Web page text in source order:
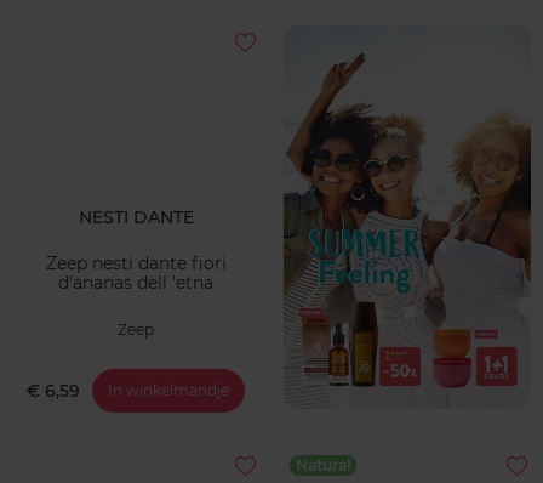
NESTI DANTE
Zeep nesti dante fiori
d'ananas dell 'etna
Zeep
€ 6,59 In winkelmandje
Natural